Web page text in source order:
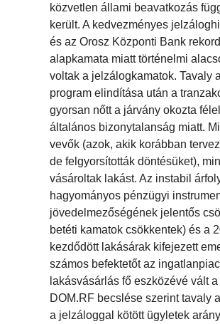
közvetlen állami beavatkozás
került. A kedvezményes
és az Orosz Központi Bank
alapkamata miatt történelmi
voltak a jelzálogkamatok. Tavaly
program elindítása után a
gyorsan nőtt a járvány okozta
általános bizonytalanság miatt.
vevők (azok, akik korábban
de felgyorsították döntésüket),
vásároltak lakást. Az instabil
hagyományos pénzügyi
jövedelmezőségének jelentős
betéti kamatok csökkentek) és a
kezdődött lakásárak kifejezett
számos befektetőt az
lakásvásárlás fő eszközévé vált
DOM.RF becslése szerint tavaly
a jelzáloggal kötött ügyletek